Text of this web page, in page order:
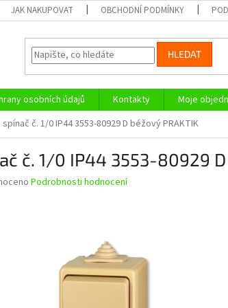
JAK NAKUPOVAT OBCHODNÍ PODMÍNKY
HLEDAT
osobních údajů Kontakty Moje
spínač č. 1/0 IP44 3553-80929 D béžový PRAKTIK
č. 1/0 IP44 3553-80929 D
Podrobnosti hodnocení